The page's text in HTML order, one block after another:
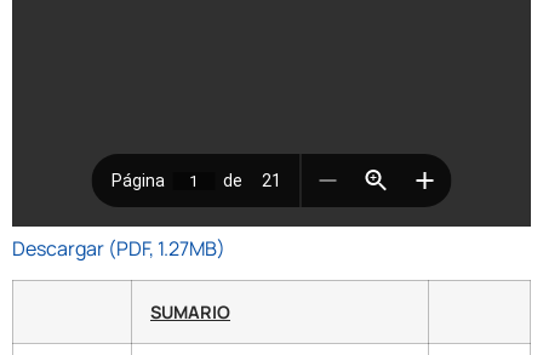
Descargar (PDF, 1.27MB)
SUMARIO